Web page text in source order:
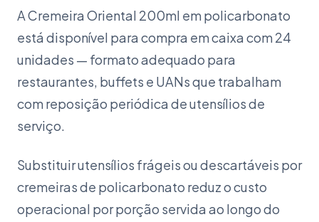
A Cremeira Oriental 200ml em policarbonato
está disponível para compra em caixa com 24
unidades — formato adequado para
restaurantes, buffets e UANs que trabalham
com reposição periódica de utensílios de
serviço.
Substituir utensílios frágeis ou descartáveis por
cremeiras de policarbonato reduz o custo
operacional por porção servida ao longo do